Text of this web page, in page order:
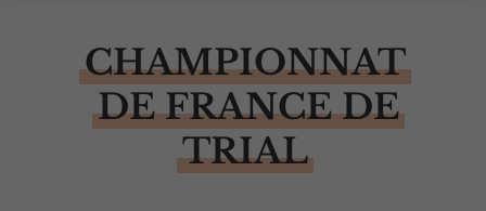
CHAMPIONNAT
DE FRANCE DE
TRIAL